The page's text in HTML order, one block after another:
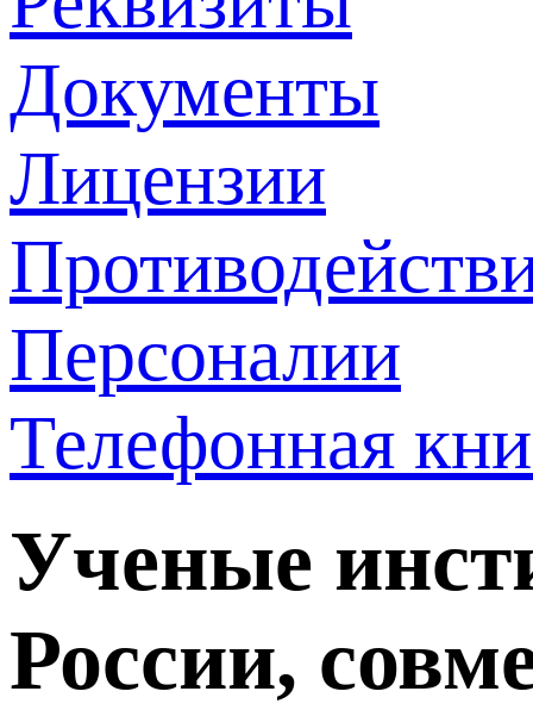
Документы
Лицензии
Персоналии
Телефонная
Ученые
России,